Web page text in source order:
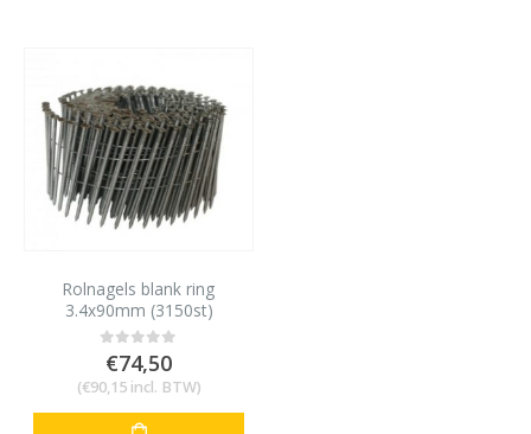
Rolnagels blank ring
3.4x90mm (3150st)
0out of 5
€74,50
(€90,15incl. BTW)